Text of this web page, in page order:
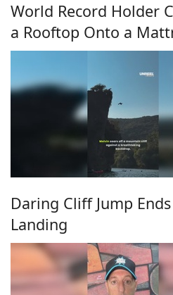
World Record Holder
a Rooftop Onto a
Daring Cliff Jump
Landing